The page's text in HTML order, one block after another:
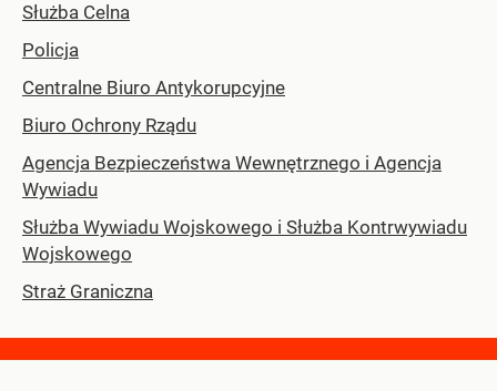
Służba Celna
Policja
Centralne Biuro Antykorupcyjne
Biuro Ochrony Rządu
Agencja Bezpieczeństwa Wewnętrznego i Agencja
Wywiadu
Służba Wywiadu Wojskowego i Służba Kontrwywiadu
Wojskowego
Straż Graniczna